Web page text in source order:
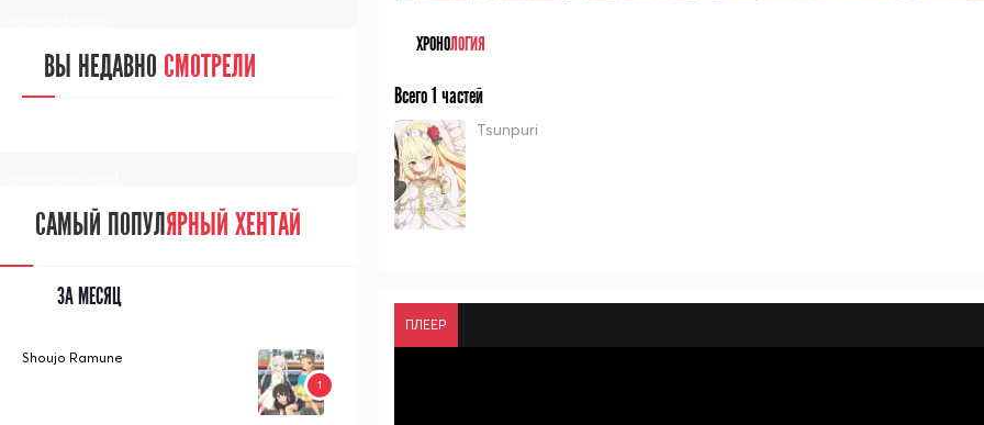
ХРОНОЛОГИЯ
Всего 1 частей
Tsunpuri
ПЛЕЕР
ВЫ НЕДАВНО СМОТРЕЛИ
САМЫЙ ПОПУЛЯРНЫЙ ХЕНТАЙ
ЗА МЕСЯЦ
Shoujo Ramune